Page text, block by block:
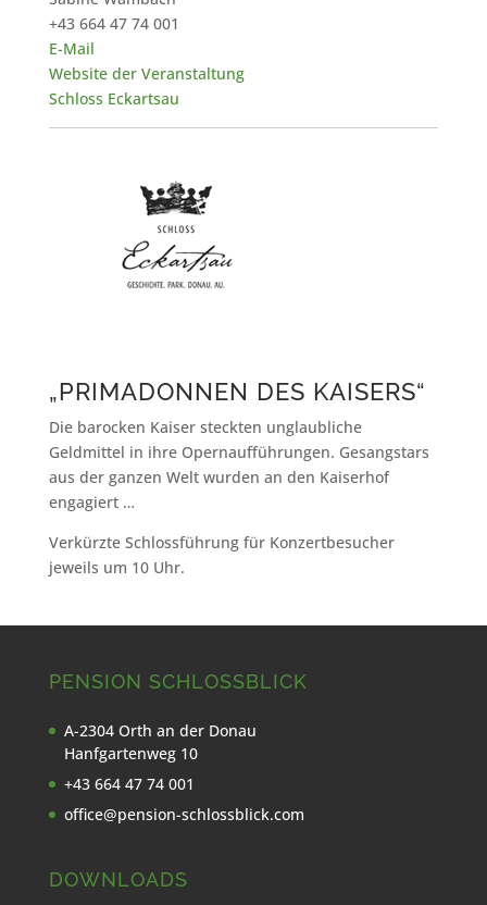
+43 664 47 74 001
E-Mail
Website der Veranstaltung
Schloss Eckartsau
„PRIMADONNEN DES KAISERS“
Die barocken Kaiser steckten unglaubliche
Geldmittel in ihre Opernaufführungen. Gesangstars
aus der ganzen Welt wurden an den Kaiserhof
engagiert …
Verkürzte Schlossführung für Konzertbesucher
jeweils um 10 Uhr.
PENSION SCHLOSSBLICK
A-2304 Orth an der Donau
Hanfgartenweg 10
+43 664 47 74 001
office@pension-schlossblick.com
DOWNLOADS